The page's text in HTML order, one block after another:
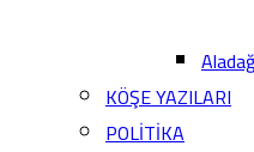
Aladağ
KÖŞE YAZILARI
POLİTİKA